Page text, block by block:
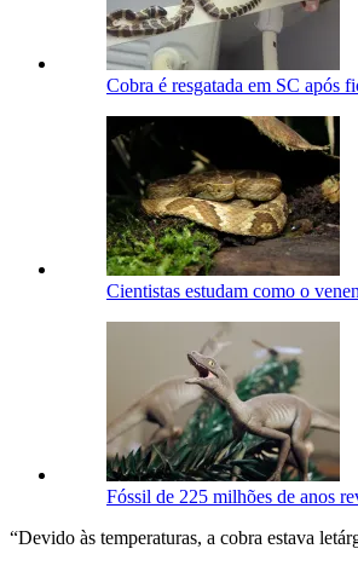
Cobra é resgatada em SC após
Cientistas estudam como o
Fóssil de 225 milhões de anos
“Devido às temperaturas, a cobra estava